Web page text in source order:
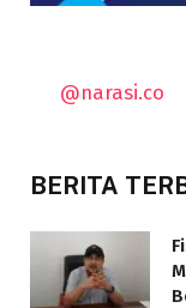
@narasi.co
BERITA